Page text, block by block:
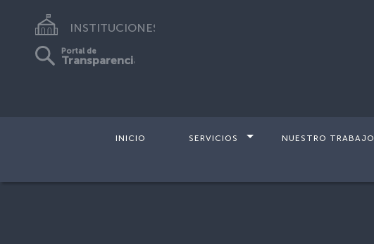
INSTITUCIONES
Portal de
Transparencia
INICIO SERVICIOS NUESTRO TRABAJO